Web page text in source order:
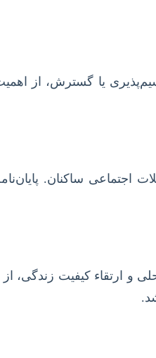
یا گسترش، از
ساکنان.
ارتقاء کیفیت زندگی، از